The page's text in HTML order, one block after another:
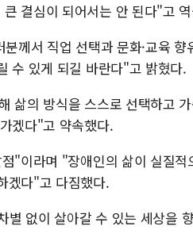
결심이 되어서는 안 된다"고
께서 직업 선택과 문화·교육
수 있게 되길 바란다"고 밝혔다.
삶의 방식을 스스로 선택하고
겠다"고 약속했다.
"이라며 "장애인의 삶이 실질적
겠다"고 다짐했다.
없이 살아갈 수 있는 세상을